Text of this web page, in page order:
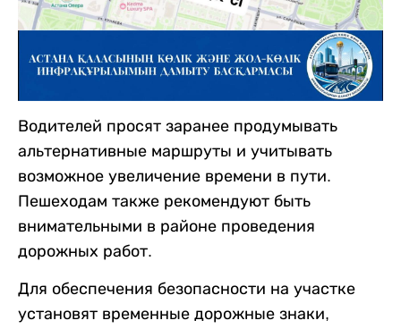
Водителей просят заранее продумывать
альтернативные маршруты и учитывать
возможное увеличение времени в пути.
Пешеходам также рекомендуют быть
внимательными в районе проведения
дорожных работ.
Для обеспечения безопасности на участке
установят временные дорожные знаки,